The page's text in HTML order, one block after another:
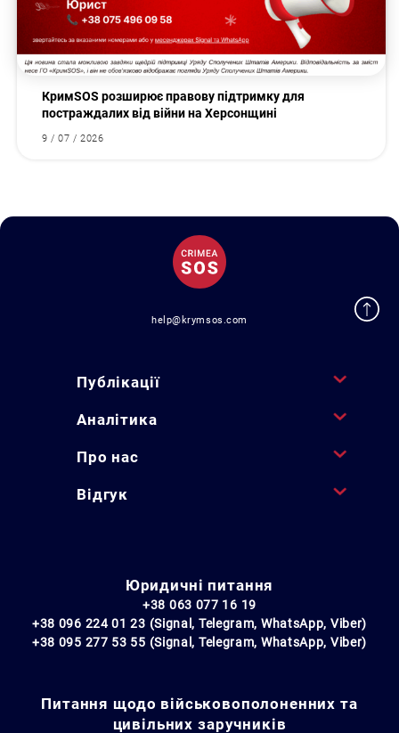
КримSOS розширює правову підтримку для
постраждалих від війни на Херсонщині
9 / 07 / 2026
help@krymsos.com
Публікації
Аналітика
Про нас
Відгук
Юридичні питання
+38 063 077 16 19
+38 096 224 01 23 (Signal, Telegram, WhatsApp, Viber)
+38 095 277 53 55 (Signal, Telegram, WhatsApp, Viber)
Питання щодо військовополоненних та
цивільних заручників